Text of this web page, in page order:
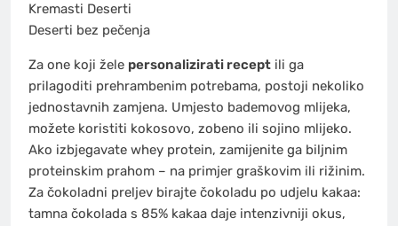
Kremasti Deserti
Deserti bez pečenja
Za one koji žele personalizirati recept ili ga
prilagoditi prehrambenim potrebama, postoji nekoliko
jednostavnih zamjena. Umjesto bademovog mlijeka,
možete koristiti kokosovo, zobeno ili sojino mlijeko.
Ako izbjegavate whey protein, zamijenite ga biljnim
proteinskim prahom – na primjer graškovim ili rižinim.
Za čokoladni preljev birajte čokoladu po udjelu kakaa:
tamna čokolada s 85% kakaa daje intenzivniji okus,